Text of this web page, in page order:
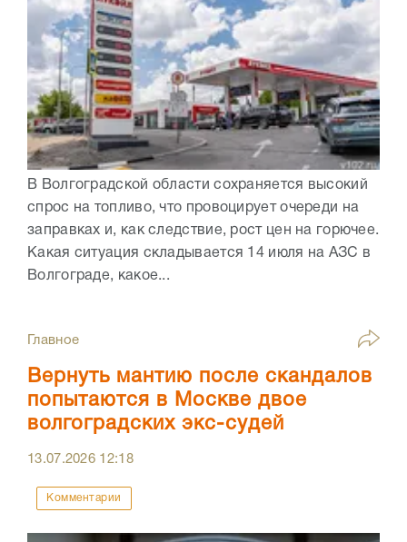
В Волгоградской области сохраняется высокий
спрос на топливо, что провоцирует очереди на
заправках и, как следствие, рост цен на горючее.
Какая ситуация складывается 14 июля на АЗС в
Волгограде, какое...
Главное
Вернуть мантию после скандалов
попытаются в Москве двое
волгоградских экс-судей
13.07.2026 12:18
Комментарии